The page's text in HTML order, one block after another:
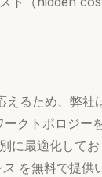
えるため、弊社
クトポロジー
に最適化して
を無料で提供